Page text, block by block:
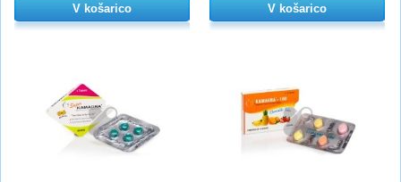
V košarico V košarico